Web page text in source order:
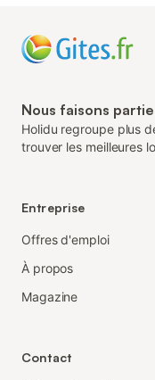
Nous faisons
Holidu regroupe plus
trouver les meilleures
Entreprise
Offres d'emploi
À propos
Magazine
Contact